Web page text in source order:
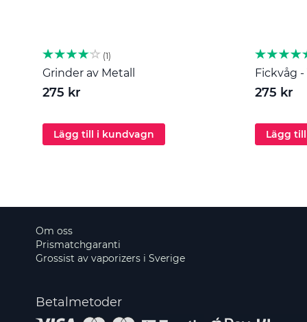
1
Grinder av Metall
275 kr
Lägg till i kundvagn
Fickvåg -
275 kr
Lägg
Om oss
Prismatchgaranti
Grossist av vaporizers i Sverige
Betalmetoder